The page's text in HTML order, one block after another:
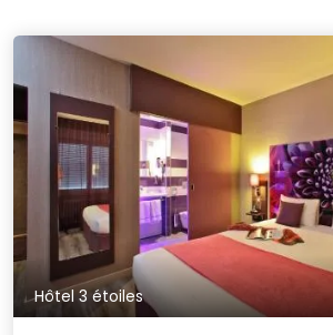
Hôtel 3 étoiles